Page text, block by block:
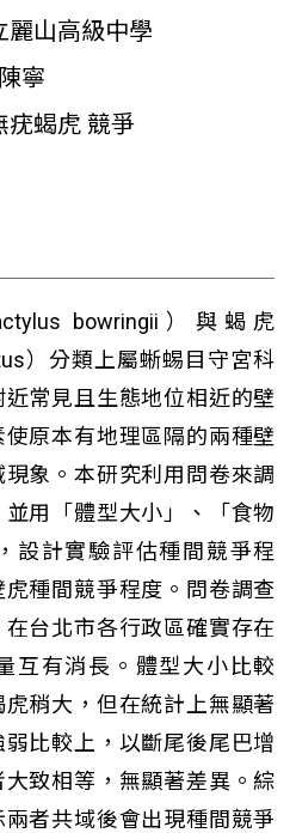
麗山高級中學
寧
疣蝎虎 競爭
bowringii）與蝎虎
）分類上屬蜥蜴目守宮科
常見且生態地位相近的壁
原本有地理區隔的兩種壁
象。本研究利用問卷來調
用「體型大小」、「食物
設計實驗評估種間競爭程
種間競爭程度。問卷調查
台北市各行政區確實存在
互有消長。體型大小比較
虎稍大，但在統計上無顯著
比較上，以斷尾後尾巴增
致相等，無顯著差異。綜
者共域後會出現種間競爭